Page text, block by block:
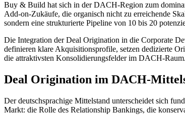
Buy & Build hat sich in der DACH-Region zum
Add-on-Zukäufe, die organisch nicht zu erreichende
sondern eine strukturierte Pipeline von 10 bis 20
Die Integration der Deal Origination in die Corporate
definieren klare Akquisitionsprofile, setzen dedizierte
die attraktivsten Konsolidierungsfelder im DACH-Raum.
Deal Origination im DACH-
Der deutschsprachige Mittelstand unterscheidet sich
Markt: die Rolle des Relationship Bankings, die